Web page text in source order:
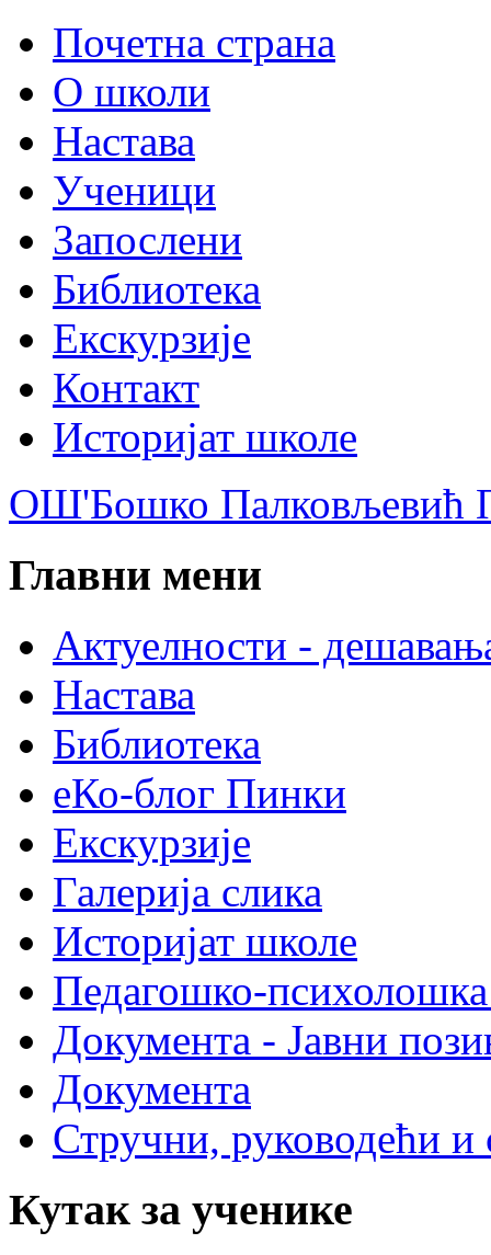
Почетна страна
О школи
Настава
Ученици
Запослени
Библиотека
Екскурзије
Контакт
Историјат школе
ОШ'Бошко Палковљевић
Главни мени
Актуелности -
Настава
Библиотека
еКо-блог Пинки
Екскурзије
Галерија слика
Историјат школе
Педагошко-психолошка
Документа - Јавни
Документа
Стручни, руководећи и
Кутак за ученике